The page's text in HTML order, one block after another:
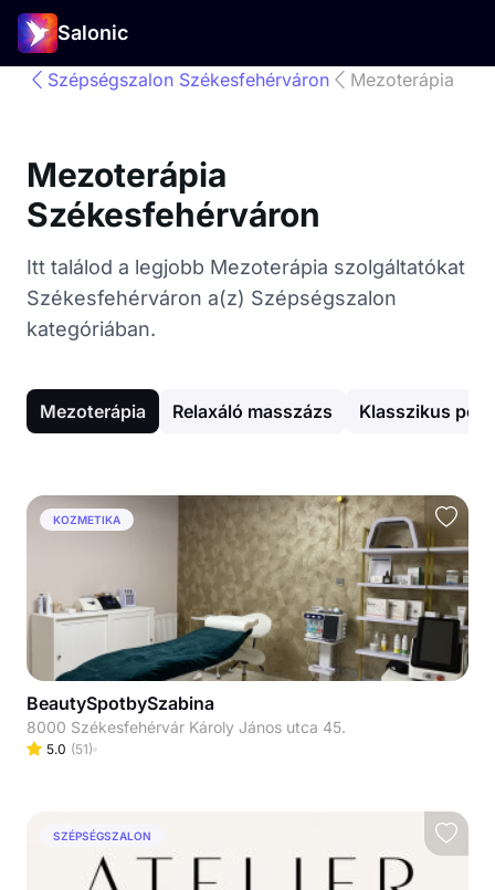
Salonic
Szépségszalon Székesfehérváron Mezoterápia
Mezoterápia
Székesfehérváron
Itt találod a legjobb Mezoterápia szolgáltatókat
Székesfehérváron a(z) Szépségszalon
kategóriában.
Mezoterápia Relaxáló masszázs Klasszikus
KOZMETIKA
BeautySpotbySzabina
8000 Székesfehérvár Károly János utca 45.
5.0 (51)
SZÉPSÉGSZALON